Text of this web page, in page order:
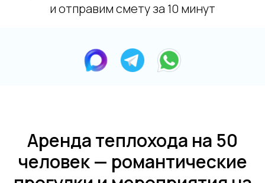
и отправим смету за 10 минут
Аренда теплохода на 50
человек — романтические